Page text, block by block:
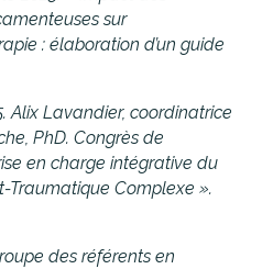
sur
: élaboration d’un guide
Alix Lavandier, coordinatrice
PhD. Congrès de
en charge intégrative du
Traumatique Complexe ».
des référents en